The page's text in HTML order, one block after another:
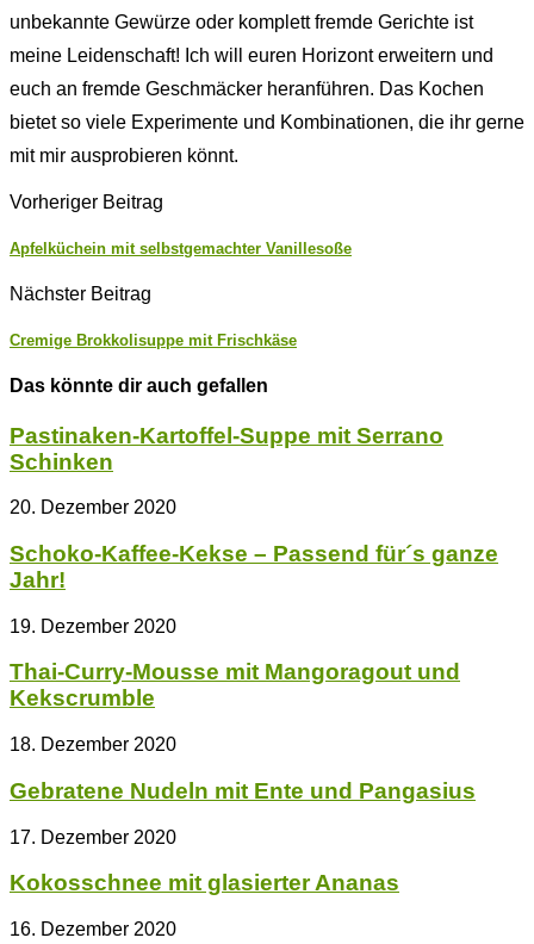
unbekannte Gewürze oder komplett fremde Gerichte ist
meine Leidenschaft! Ich will euren Horizont erweitern und
euch an fremde Geschmäcker heranführen. Das Kochen
bietet so viele Experimente und Kombinationen, die ihr gerne
mit mir ausprobieren könnt.
Vorheriger Beitrag
Apfelküchein mit selbstgemachter Vanillesoße
Nächster Beitrag
Cremige Brokkolisuppe mit Frischkäse
Das könnte dir auch gefallen
Pastinaken-Kartoffel-Suppe mit Serrano
Schinken
20. Dezember 2020
Schoko-Kaffee-Kekse – Passend für´s ganze
Jahr!
19. Dezember 2020
Thai-Curry-Mousse mit Mangoragout und
Kekscrumble
18. Dezember 2020
Gebratene Nudeln mit Ente und Pangasius
17. Dezember 2020
Kokosschnee mit glasierter Ananas
16. Dezember 2020